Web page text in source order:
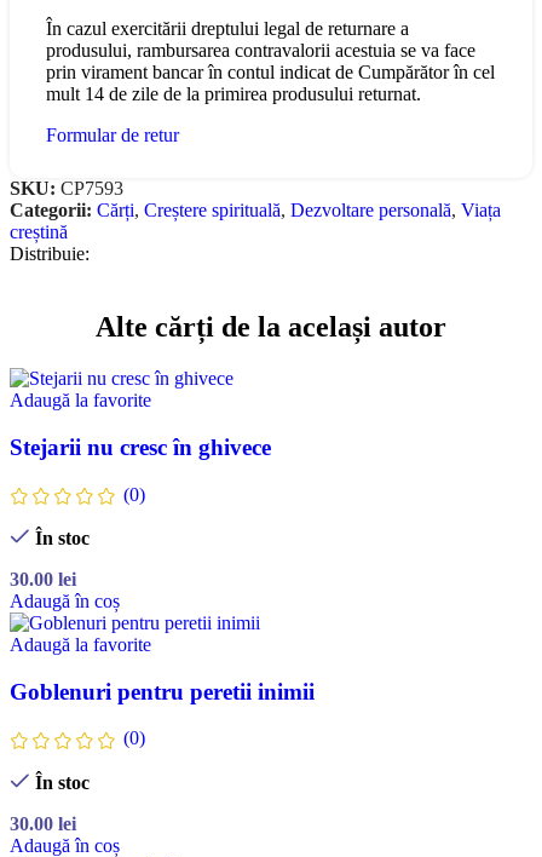
În cazul exercitării dreptului legal de returnare a
produsului, rambursarea contravalorii acestuia se va face
prin virament bancar în contul indicat de Cumpărător în cel
mult 14 de zile de la primirea produsului returnat.
Formular de retur
SKU: CP7593
Categorii: Cărți, Creștere spirituală, Dezvoltare personală, Viața
creștină
Distribuie:
Alte cărți de la același autor
Adaugă la favorite
Stejarii nu cresc în ghivece
(0)
În stoc
30.00 lei
Adaugă în coș
Adaugă la favorite
Goblenuri pentru peretii inimii
(0)
În stoc
30.00 lei
Adaugă în coș